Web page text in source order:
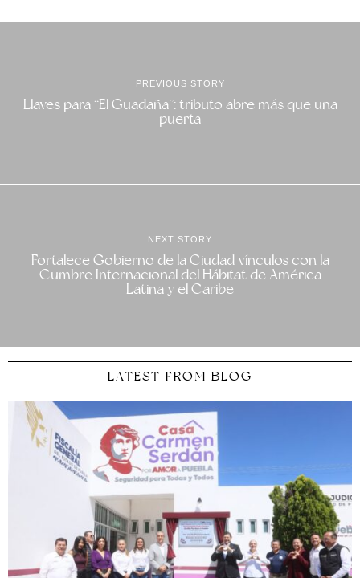
PREVIOUS STORY
Llaves para “El Guadaña”: tributo abre más que una
puerta
NEXT STORY
Fortalece Gobierno de la Ciudad vínculos con la
Cumbre Internacional del Hábitat de América
Latina y el Caribe
LATEST FROM BLOG